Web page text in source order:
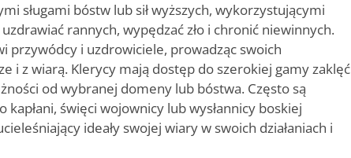
sługami bóstw lub sił wyższych, wykorzystującymi
rannych, wypędzać zło i chronić niewinnych.
przywódcy i uzdrowiciele, prowadząc swoich
i z wiarą. Klerycy mają dostęp do szerokiej gamy zaklęć
od wybranej domeny lub bóstwa. Często są
kapłani, święci wojownicy lub wysłannicy boskiej
ideały swojej wiary w swoich działaniach i